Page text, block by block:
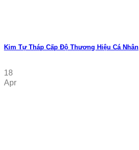
Kim Tự Tháp Cấp Độ Thương Hiệu Cá Nhân
18
Apr